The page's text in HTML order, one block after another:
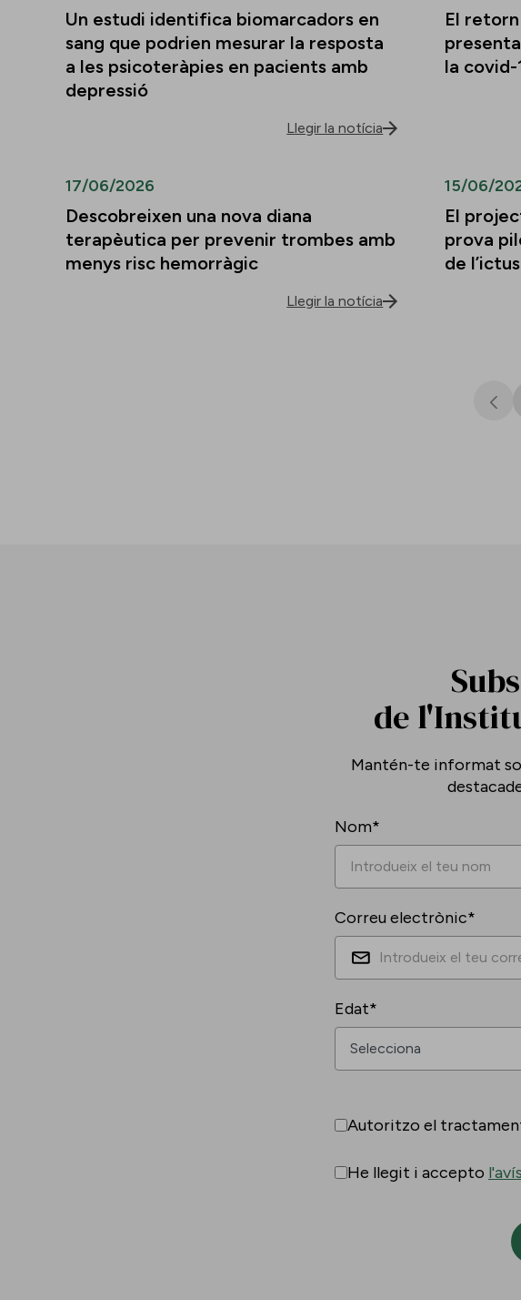
Un estudi identifica biomarcadors en
sang que podrien mesurar la resposta
a les psicoteràpies en pacients amb
depressió
Llegir la notícia
El
la covid-
17/06/2026
Descobreixen una nova diana
terapèutica per prevenir trombes amb
menys risc hemorràgic
Llegir la notícia
15/06/
El
prova
de l’ictus
de
Mantén-te informat
Nom*
Correu electrònic*
Edat*
Autoritzo el tractament
He llegit i accepto